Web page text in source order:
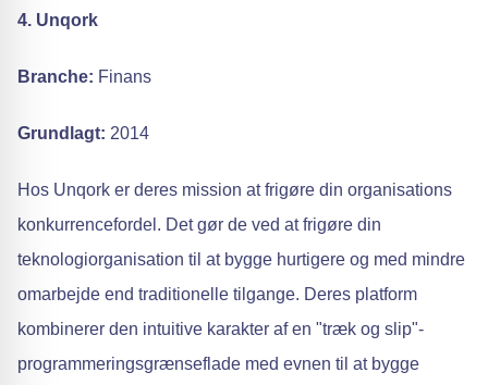
4. Unqork
Branche: Finans
Grundlagt: 2014
Hos Unqork er deres mission at frigøre din organisations
konkurrencefordel. Det gør de ved at frigøre din
teknologiorganisation til at bygge hurtigere og med mindre
omarbejde end traditionelle tilgange. Deres platform
kombinerer den intuitive karakter af en "træk og slip"-
programmeringsgrænseflade med evnen til at bygge